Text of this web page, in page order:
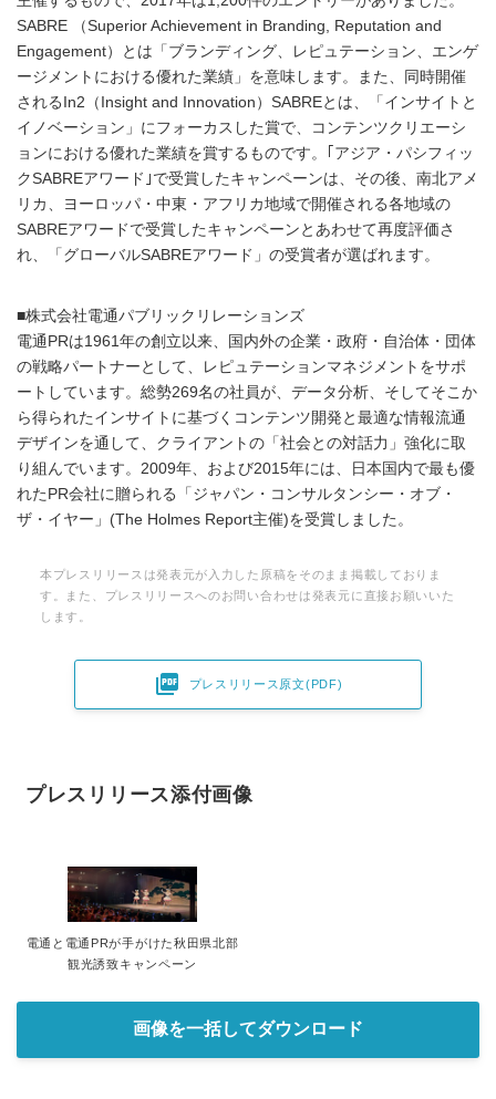
SABRE （Superior Achievement in Branding, Reputation and
Engagement）とは「ブランディング、レピュテーション、エンゲ
ージメントにおける優れた業績」を意味します。また、同時開催
されるIn2（Insight and Innovation）SABREとは、「インサイトと
イノベーション」にフォーカスした賞で、コンテンツクリエーシ
ョンにおける優れた業績を賞するものです。｢アジア・パシフィッ
クSABREアワード｣で受賞したキャンペーンは、その後、南北アメ
リカ、ヨーロッパ・中東・アフリカ地域で開催される各地域の
SABREアワードで受賞したキャンペーンとあわせて再度評価さ
れ、「グローバルSABREアワード」の受賞者が選ばれます。
■株式会社電通パブリックリレーションズ
電通PRは1961年の創立以来、国内外の企業・政府・自治体・団体
の戦略パートナーとして、レピュテーションマネジメントをサポ
ートしています。総勢269名の社員が、データ分析、そしてそこか
ら得られたインサイトに基づくコンテンツ開発と最適な情報流通
デザインを通して、クライアントの「社会との対話力」強化に取
り組んでいます。2009年、および2015年には、日本国内で最も優
れたPR会社に贈られる「ジャパン・コンサルタンシー・オブ・
ザ・イヤー」(The Holmes Report主催)を受賞しました。
本プレスリリースは発表元が入力した原稿をそのまま掲載しておりま
す。また、プレスリリースへのお問い合わせは発表元に直接お願いいた
します。
 プレスリリース原文(PDF)
プレスリリース添付画像
電通と電通PRが手がけた秋田県北部
観光誘致キャンペーン
画像を一括してダウンロード